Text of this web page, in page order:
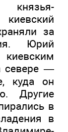
за
Юрий
севере —
куда он
Другие
в
в